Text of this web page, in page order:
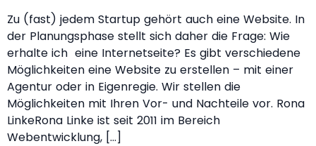
Zu (fast) jedem Startup gehört auch eine Website. In
der Planungsphase stellt sich daher die Frage: Wie
erhalte ich eine Internetseite? Es gibt verschiedene
Möglichkeiten eine Website zu erstellen – mit einer
Agentur oder in Eigenregie. Wir stellen die
Möglichkeiten mit Ihren Vor- und Nachteile vor. Rona
LinkeRona Linke ist seit 2011 im Bereich
Webentwicklung, […]